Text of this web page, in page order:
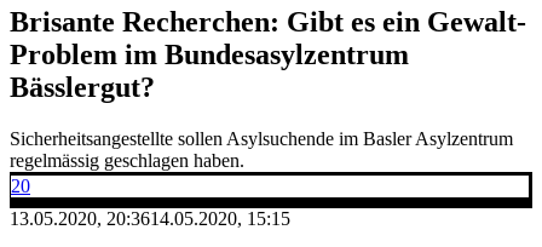
Brisante Recherchen: Gibt es ein Gewalt-
Problem im Bundesasylzentrum
Bässlergut?
Sicherheitsangestellte sollen Asylsuchende im Basler Asylzentrum
regelmässig geschlagen haben.
20
13.05.2020, 20:3614.05.2020, 15:15